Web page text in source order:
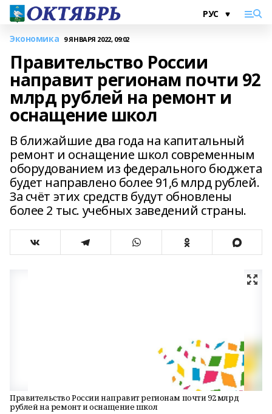
Экономика 9 ЯНВАРЯ 2022, 09:02
Правительство России
направит регионам почти 92
млрд рублей на ремонт и
оснащение школ
В ближайшие два года на капитальный
ремонт и оснащение школ современным
оборудованием из федерального бюджета
будет направлено более 91,6 млрд рублей.
За счёт этих средств будут обновлены
более 2 тыс. учебных заведений страны.
Правительство России направит регионам почти 92 млрд
рублей на ремонт и оснащение школ